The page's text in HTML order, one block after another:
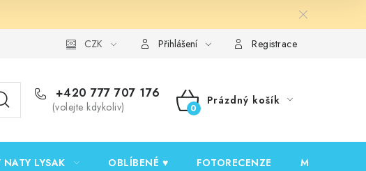
Podmínky ochrany osobních údajů Ověřování recenzí
CZK Přihlášení Registrace
+420 777 707 176
(volejte kdykoliv)
NÁKUPNÍ
Prázdný košík
NATY LYSAK OBLÍBENÉ ♥️ FOTORECENZE MOJE